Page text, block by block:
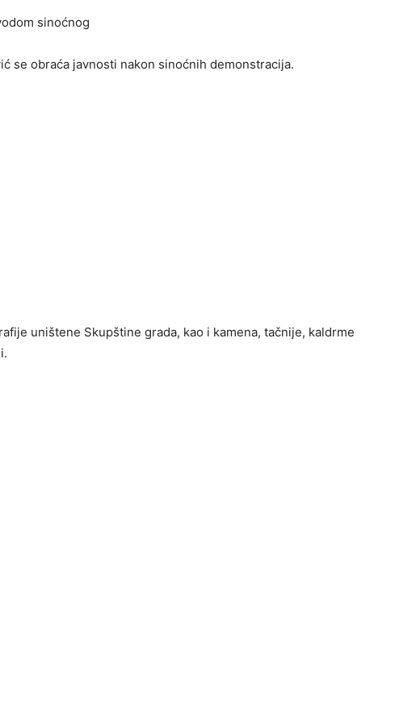
sinoćnog
se obraća javnosti nakon sinoćnih demonstracija.
uništene Skupštine grada, kao i kamena, tačnije, kaldrme